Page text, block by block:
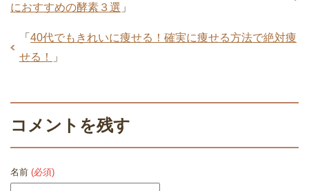
におすすめの酵素３選 」
「 40代でもきれいに痩せる！確実に痩せる方法で絶対痩
せる！
」
コメントを残す
名前 (必須)